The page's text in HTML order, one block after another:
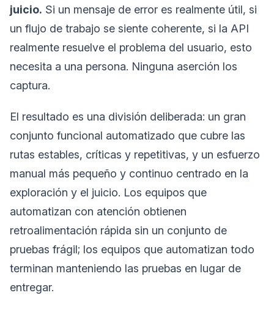
juicio. Si un mensaje de error es realmente útil, si
un flujo de trabajo se siente coherente, si la API
realmente resuelve el problema del usuario, esto
necesita a una persona. Ninguna aserción los
captura.
El resultado es una división deliberada: un gran
conjunto funcional automatizado que cubre las
rutas estables, críticas y repetitivas, y un esfuerzo
manual más pequeño y continuo centrado en la
exploración y el juicio. Los equipos que
automatizan con atención obtienen
retroalimentación rápida sin un conjunto de
pruebas frágil; los equipos que automatizan todo
terminan manteniendo las pruebas en lugar de
entregar.